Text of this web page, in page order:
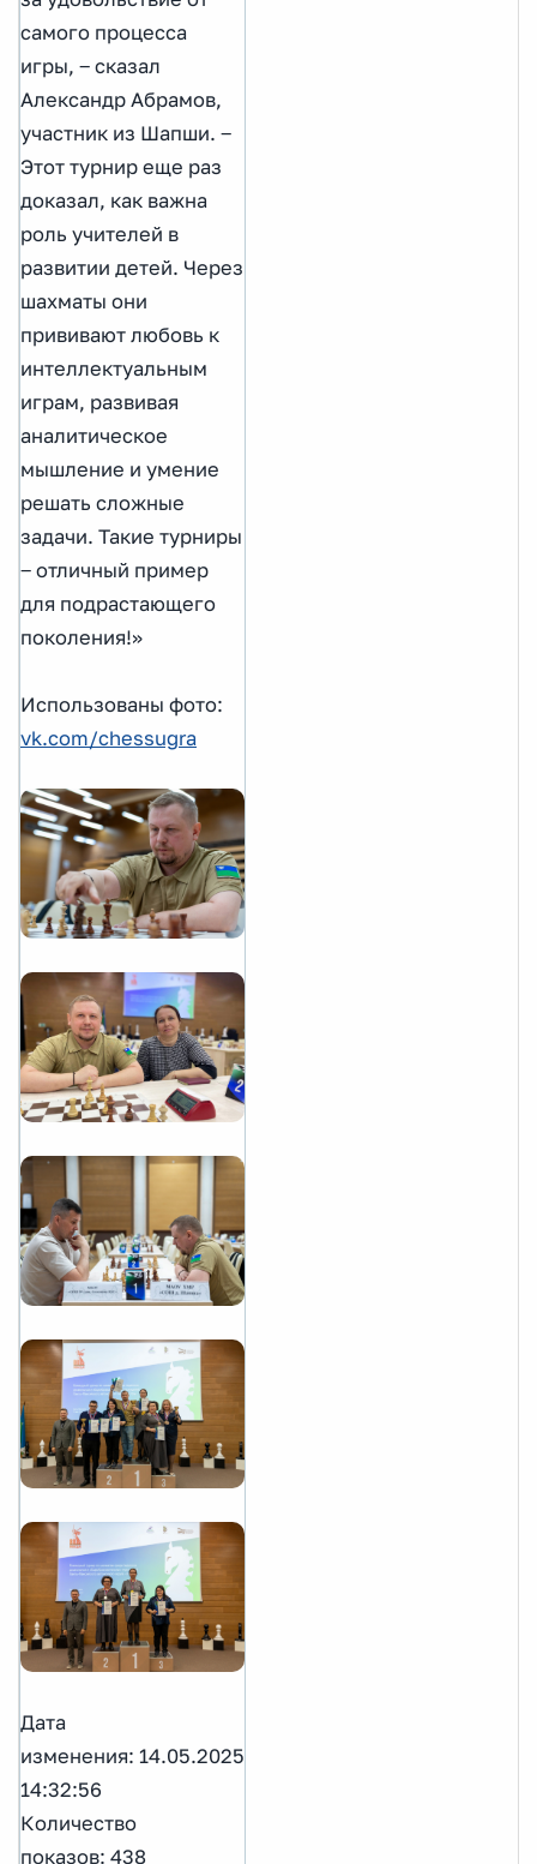
самого процесса
игры, ‒ сказал
Александр Абрамов,
участник из Шапши. ‒
Этот турнир еще раз
доказал, как важна
роль учителей в
развитии детей. Через
шахматы они
прививают любовь к
интеллектуальным
играм, развивая
аналитическое
мышление и умение
решать сложные
задачи. Такие турниры
‒ отличный пример
для подрастающего
поколения!»
Использованы фото:
vk.com/chessugra
Дата
изменения: 14.05.2025
14:32:56
Количество
показов: 438